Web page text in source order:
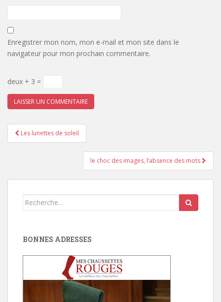
Enregistrer mon nom, mon e-mail et mon site dans le
navigateur pour mon prochain commentaire.
deux + 3 =
Pagination
d'article
Les lunettes de soleil
le choc des images, l’absence des mots
Search
BONNES ADRESSES